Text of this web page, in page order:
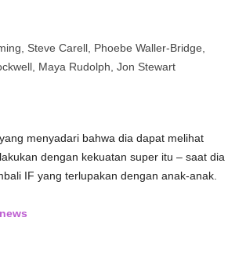
Steve Carell, Phoebe Waller-Bridge,
Maya Rudolph, Jon Stewart
menyadari bahwa dia dapat melihat
dengan kekuatan super itu – saat dia
IF yang terlupakan dengan anak-anak.